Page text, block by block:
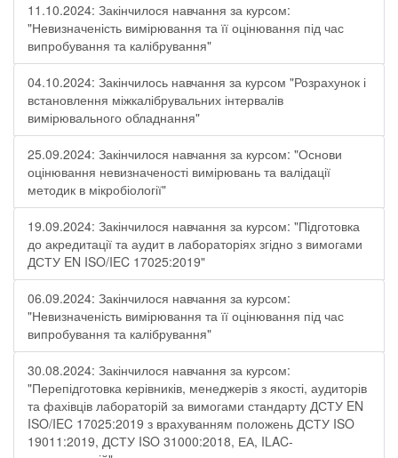
11.10.2024: Закінчилося навчання за курсом:
"Невизначеність вимірювання та її оцінювання під час
випробування та калібрування"
04.10.2024: Закінчилось навчання за курсом "Розрахунок і
встановлення міжкалібрувальних інтервалів
вимірювального обладнання"
25.09.2024: Закінчилося навчання за курсом: "Основи
оцінювання невизначеності вимірювань та валідації
методик в мікробіології"
19.09.2024: Закінчилося навчання за курсом: "Підготовка
до акредитації та аудит в лабораторіях згідно з вимогами
ДСТУ EN ISO/IEC 17025:2019"
06.09.2024: Закінчилося навчання за курсом:
"Невизначеність вимірювання та її оцінювання під час
випробування та калібрування"
30.08.2024: Закінчилося навчання за курсом:
"Перепідготовка керівників, менеджерів з якості, аудиторів
та фахівців лабораторій за вимогами стандарту ДСТУ EN
ISO/IEC 17025:2019 з врахуванням положень ДСТУ ISO
19011:2019, ДСТУ ISO 31000:2018, ЕА, ILAC-